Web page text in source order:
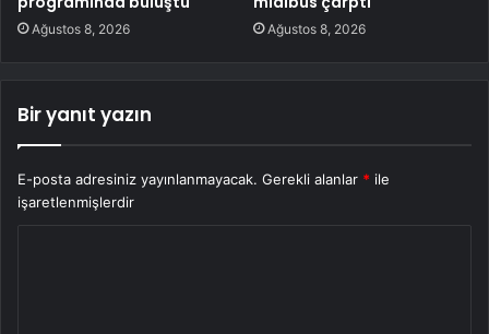
Ağustos 8, 2026 Ağustos 8, 2026
Bir yanıt yazın
E-posta adresiniz yayınlanmayacak. Gerekli alanlar * ile
işaretlenmişlerdir